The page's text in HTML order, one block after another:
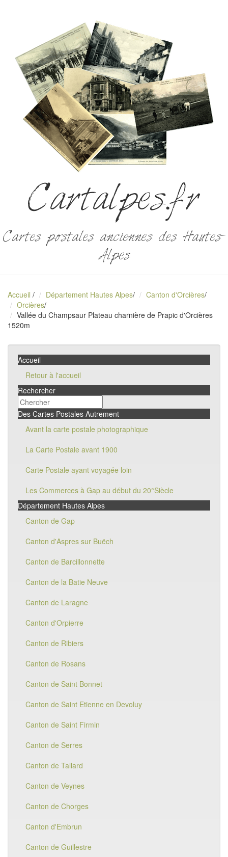
Cartalpes.fr
Cartes postales anciennes des Hautes-
Alpes
Accueil / Département Hautes Alpes/ Canton d'Orcières/
Orcières/
Vallée du Champsaur Plateau charnière de Prapic d'Orcières
1520m
Accueil
Retour à l'accueil
Rechercher
Des Cartes Postales Autrement
Avant la carte postale photographique
La Carte Postale avant 1900
Carte Postale ayant voyagée loin
Les Commerces à Gap au début du 20°Siècle
Département Hautes Alpes
Canton de Gap
Canton d'Aspres sur Buëch
Canton de Barcillonnette
Canton de la Batie Neuve
Canton de Laragne
Canton d'Orpierre
Canton de Ribiers
Canton de Rosans
Canton de Saint Bonnet
Canton de Saint Etienne en Devoluy
Canton de Saint Firmin
Canton de Serres
Canton de Tallard
Canton de Veynes
Canton de Chorges
Canton d'Embrun
Canton de Guillestre